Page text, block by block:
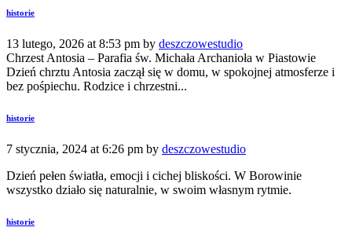
historie
13 lutego, 2026 at 8:53 pm by deszczowestudio
Chrzest Antosia – Parafia św. Michała Archanioła w Piastowie
Dzień chrztu Antosia zaczął się w domu, w spokojnej atmosferze i
bez pośpiechu. Rodzice i chrzestni...
historie
7 stycznia, 2024 at 6:26 pm by deszczowestudio
Dzień pełen światła, emocji i cichej bliskości. W Borowinie
wszystko działo się naturalnie, w swoim własnym rytmie.
historie